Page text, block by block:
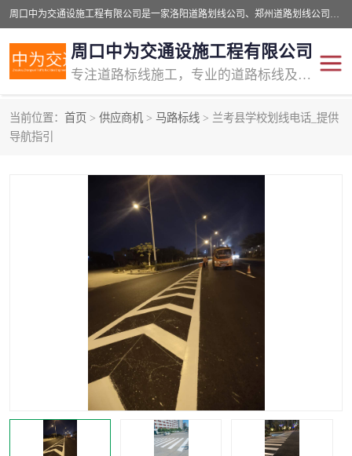
周口中为交通设施工程有限公司是一家洛阳道路划线公司、郑州道路划线公司、平顶山道路车位划线公司、开封车位划线公司、许昌道路车位划线公司、漯河道路车位划线公司，公司始终坚持“诚信、匠心、专注”的宗旨；我们的经营理念是：的服务。
周口中为交通设施工程有限公司
专注道路标线施工，专业的道路标线及交通设施施工服务商!
当前位置： 首页 > 供应商机 > 马路标线 > 兰考县学校划线电话_提供
导航指引
交通道路标线
道路标线划线 马路标线
道路划线